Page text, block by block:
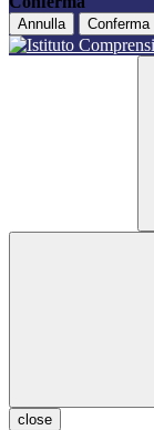
Annulla Conferma
close